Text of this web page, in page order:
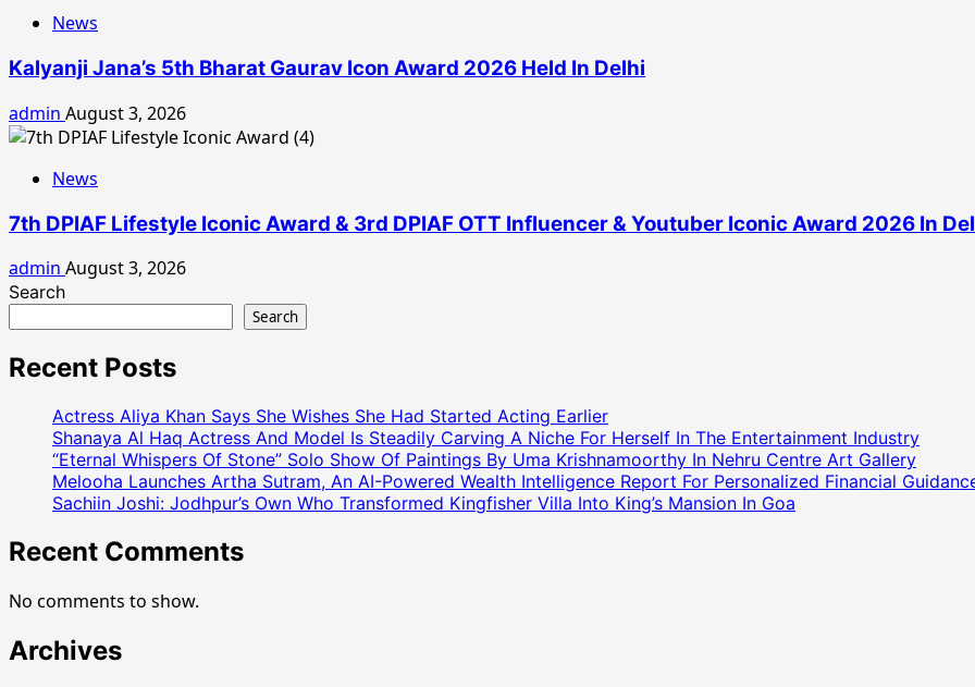
News
Kalyanji Jana’s 5th Bharat Gaurav Icon Award 2026 Held In Delhi
admin August 3, 2026
News
7th DPIAF Lifestyle Iconic Award & 3rd DPIAF OTT Influencer & Youtuber Iconic Award 2026 In
admin August 3, 2026
Search
Search
Recent Posts
Actress Aliya Khan Says She Wishes She Had Started Acting Earlier
Shanaya Al Haq Actress And Model Is Steadily Carving A Niche For Herself In The Entertainment Industry
“Eternal Whispers Of Stone” Solo Show Of Paintings By Uma Krishnamoorthy In Nehru Centre Art Gallery
Melooha Launches Artha Sutram, An AI-Powered Wealth Intelligence Report For Personalized Financial
Sachiin Joshi: Jodhpur’s Own Who Transformed Kingfisher Villa Into King’s Mansion In Goa
Recent Comments
No comments to show.
Archives